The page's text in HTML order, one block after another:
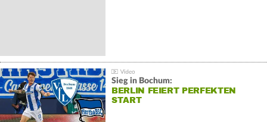
Sieg in Bochum:
BERLIN FEIERT PERFEKTEN
START